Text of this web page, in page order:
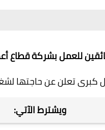
للعمل بشركة قطاع
كبرى تعلن عن حاجتها
ويشترط الآتي: